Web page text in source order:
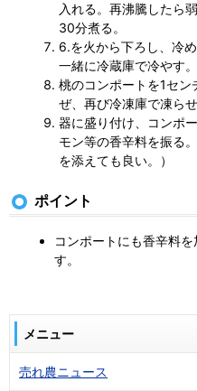
入れる。再沸騰したら
30分煮る。
6.を火から下ろし、冷
一緒に冷蔵庫で冷やす。
桃のコンポートを1セ
ぜ、再び冷凍庫で凍らせ
器に盛り付け、コンポ
モン等の香辛料を振る
を添えても良い。）
ポイント
コンポートにも香辛料
す。
メニュー
売れ農ニュース